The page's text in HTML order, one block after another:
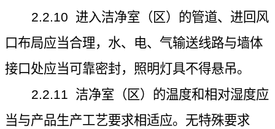
2.2.10 进入洁净室（区）的管道、进回风
口布局应当合理，水、电、气输送线路与墙体
接口处应当可靠密封，照明灯具不得悬吊。
2.2.11 洁净室（区）的温度和相对湿度应
当与产品生产工艺要求相适应。无特殊要求